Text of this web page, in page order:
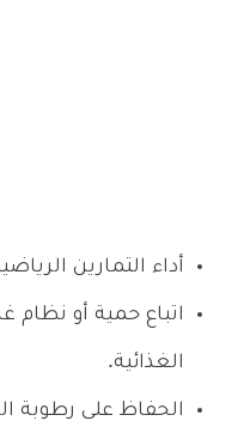
أداء التمارين
اتباع حمية أو نظام
الغذائية.
الحفاظ على رطوبة